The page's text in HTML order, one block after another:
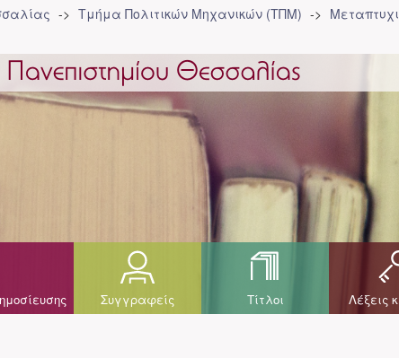
Τμήμα Πολιτικών Μηχανικών (ΤΠΜ)
Συγγραφείς Τίτλοι Λέξεις